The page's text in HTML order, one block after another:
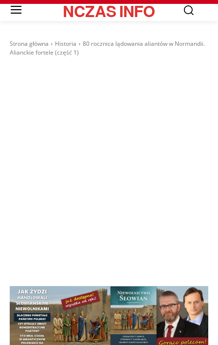
NCZASINFO
Strona główna Historia
80 rocznica lądowania aliantów w Normandii.
Alianckie fortele (część 1)